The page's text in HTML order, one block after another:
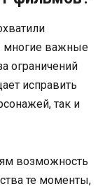
многие важные
ограничений
исправить
так и
возможность
те моменты,